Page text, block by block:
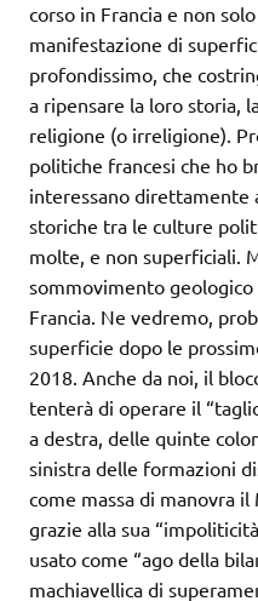
corso in Francia e non
manifestazione di
profondissimo, che
a ripensare la loro storia,
religione (o irreligione).
politiche francesi che ho
interessano direttamente
storiche tra le culture
molte, e non superficiali.
sommovimento geologico
Francia. Ne vedremo,
superficie dopo le
2018. Anche da noi, il
tenterà di operare il
a destra, delle quinte
sinistra delle formazioni
come massa di manovra
grazie alla sua
usato come “ago della
machiavellica di